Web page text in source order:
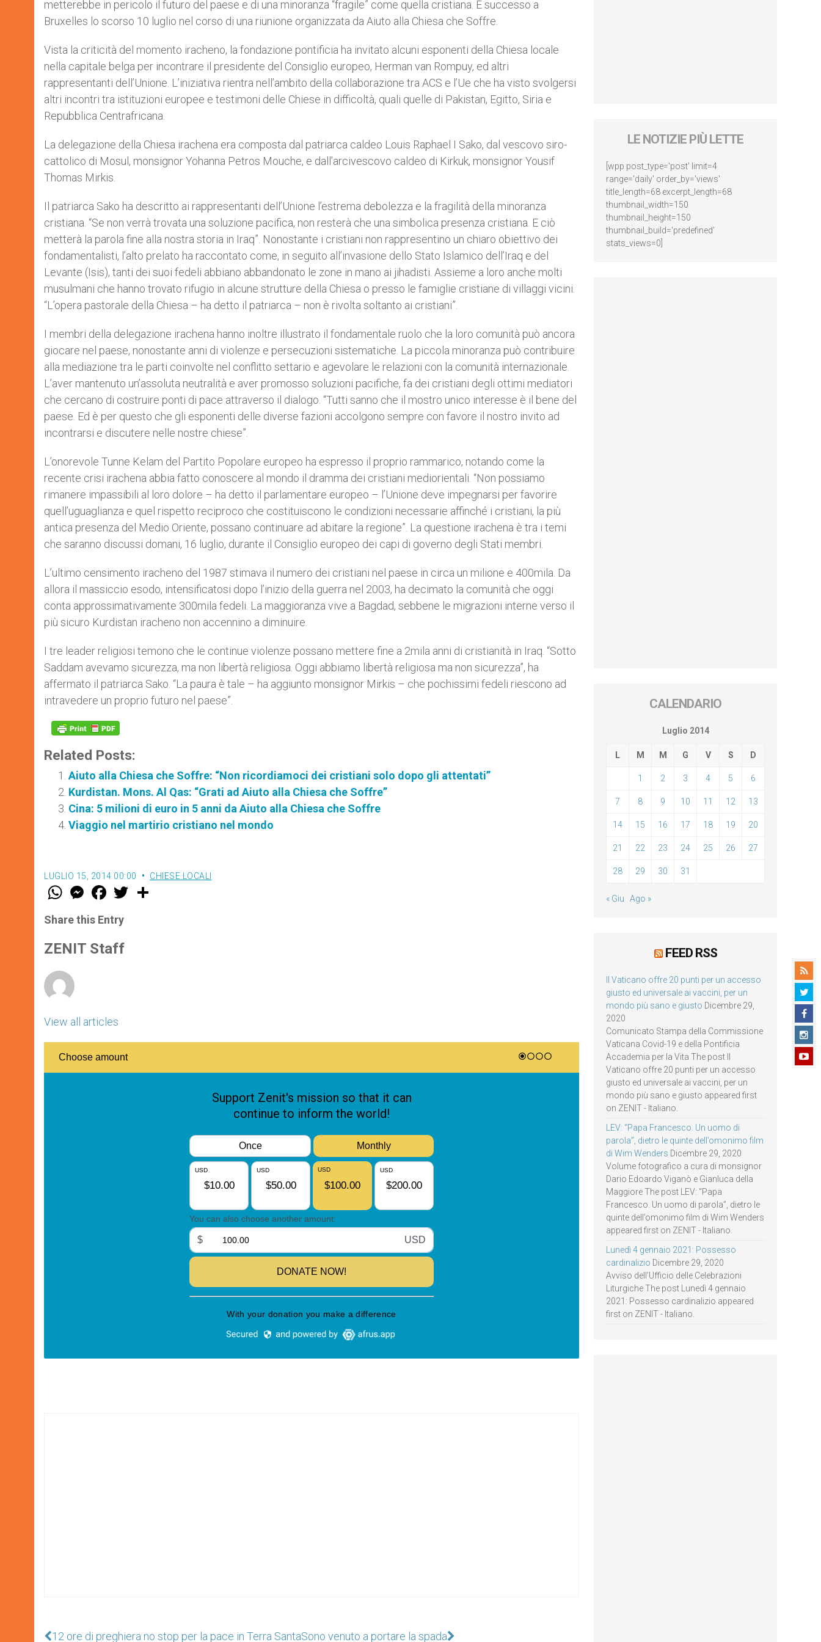
r
metterebbe in pericolo il futuro del paese e di una minoranza “fragile” come quella cristiana. È successo a
Bruxelles lo scorso 10 luglio nel corso di una riunione organizzata da Aiuto alla Chiesa che Soffre.
Vista la criticità del momento iracheno, la fondazione pontificia ha invitato alcuni esponenti della Chiesa locale
nella capitale belga per incontrare il presidente del Consiglio europeo, Herman van Rompuy, ed altri
rappresentanti dell’Unione. L’iniziativa rientra nell’ambito della collaborazione tra ACS e l’Ue che ha visto svolgersi
altri incontri tra istituzioni europee e testimoni delle Chiese in difficoltà, quali quelle di Pakistan, Egitto, Siria e
Repubblica Centrafricana.
La delegazione della Chiesa irachena era composta dal patriarca caldeo Louis Raphael I Sako, dal vescovo siro-
cattolico di Mosul, monsignor Yohanna Petros Mouche, e dall’arcivescovo caldeo di Kirkuk, monsignor Yousif
Thomas Mirkis.
Il patriarca Sako ha descritto ai rappresentanti dell’Unione l’estrema debolezza e la fragilità della minoranza
cristiana. “Se non verrà trovata una soluzione pacifica, non resterà che una simbolica presenza cristiana. E ciò
metterà la parola fine alla nostra storia in Iraq”. Nonostante i cristiani non rappresentino un chiaro obiettivo dei
fondamentalisti, l’alto prelato ha raccontato come, in seguito all’invasione dello Stato Islamico dell’Iraq e del
Levante (Isis), tanti dei suoi fedeli abbiano abbandonato le zone in mano ai jihadisti. Assieme a loro anche molti
musulmani che hanno trovato rifugio in alcune strutture della Chiesa o presso le famiglie cristiane di villaggi vicini.
“L’opera pastorale della Chiesa – ha detto il patriarca – non è rivolta soltanto ai cristiani”.
I membri della delegazione irachena hanno inoltre illustrato il fondamentale ruolo che la loro comunità può ancora
giocare nel paese, nonostante anni di violenze e persecuzioni sistematiche. La piccola minoranza può contribuire
alla mediazione tra le parti coinvolte nel conflitto settario e agevolare le relazioni con la comunità internazionale.
L’aver mantenuto un’assoluta neutralità e aver promosso soluzioni pacifiche, fa dei cristiani degli ottimi mediatori
che cercano di costruire ponti di pace attraverso il dialogo. “Tutti sanno che il mostro unico interesse è il bene del
paese. Ed è per questo che gli esponenti delle diverse fazioni accolgono sempre con favore il nostro invito ad
incontrarsi e discutere nelle nostre chiese”.
L’onorevole Tunne Kelam del Partito Popolare europeo ha espresso il proprio rammarico, notando come la
recente crisi irachena abbia fatto conoscere al mondo il dramma dei cristiani mediorientali. “Non possiamo
rimanere impassibili al loro dolore – ha detto il parlamentare europeo – l’Unione deve impegnarsi per favorire
quell’uguaglianza e quel rispetto reciproco che costituiscono le condizioni necessarie affinché i cristiani, la più
antica presenza del Medio Oriente, possano continuare ad abitare la regione”. La questione irachena è tra i temi
che saranno discussi domani, 16 luglio, durante il Consiglio europeo dei capi di governo degli Stati membri.
L’ultimo censimento iracheno del 1987 stimava il numero dei cristiani nel paese in circa un milione e 400mila. Da
allora il massiccio esodo, intensificatosi dopo l’inizio della guerra nel 2003, ha decimato la comunità che oggi
conta approssimativamente 300mila fedeli. La maggioranza vive a Bagdad, sebbene le migrazioni interne verso il
più sicuro Kurdistan iracheno non accennino a diminuire.
I tre leader religiosi temono che le continue violenze possano mettere fine a 2mila anni di cristianità in Iraq. “Sotto
Saddam avevamo sicurezza, ma non libertà religiosa. Oggi abbiamo libertà religiosa ma non sicurezza”, ha
affermato il patriarca Sako. “La paura è tale – ha aggiunto monsignor Mirkis – che pochissimi fedeli riescono ad
intravedere un proprio futuro nel paese”.
Related Posts:
Aiuto alla Chiesa che Soffre: “Non ricordiamoci dei cristiani solo dopo gli attentati”
Kurdistan. Mons. Al Qas: “Grati ad Aiuto alla Chiesa che Soffre”
Cina: 5 milioni di euro in 5 anni da Aiuto alla Chiesa che Soffre
Viaggio nel martirio cristiano nel mondo
LUGLIO 15, 2014 00:00 CHIESE LOCALI
W
t
s
p
p
M
e
s
e
g
e
F
a
e
b
o
k
w
Share this Entry
ZENIT Staff
View all articles
12 ore di preghiera no stop per la pace in Terra SantaSono venuto a portare la spada
LE NOTIZIE PIÙ LETTE
[wpp post_type='post' limit=4
range='daily' order_by='views'
title_length=68 excerpt_length=68
thumbnail_width=150
thumbnail_height=150
thumbnail_build='predefined'
stats_views=0]
CALENDARIO
Luglio 2014
L M M G V S D
1 2 3 4 5 6
7 8 9 10 11 12 13
14 15 16 17 18 19 20
21 22 23 24 25 26 27
28 29 30 31
« Giu Ago »
FEED RSS
Il Vaticano offre 20 punti per un accesso
giusto ed universale ai vaccini, per un
mondo più sano e giusto Dicembre 29,
2020
Comunicato Stampa della Commissione
Vaticana Covid-19 e della Pontificia
Accademia per la Vita The post Il
Vaticano offre 20 punti per un accesso
giusto ed universale ai vaccini, per un
mondo più sano e giusto appeared first
on ZENIT - Italiano.
LEV: “Papa Francesco. Un uomo di
parola”, dietro le quinte dell’omonimo film
di Wim Wenders Dicembre 29, 2020
Volume fotografico a cura di monsignor
Dario Edoardo Viganò e Gianluca della
Maggiore The post LEV: “Papa
Francesco. Un uomo di parola”, dietro le
quinte dell’omonimo film di Wim Wenders
appeared first on ZENIT - Italiano.
Lunedì 4 gennaio 2021: Possesso
cardinalizio Dicembre 29, 2020
Avviso dell’Ufficio delle Celebrazioni
Liturgiche The post Lunedì 4 gennaio
2021: Possesso cardinalizio appeared
first on ZENIT - Italiano.